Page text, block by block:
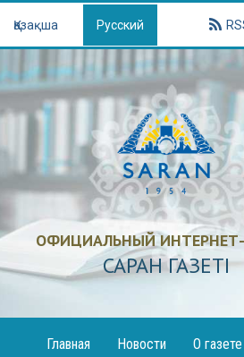
Қазақша Русский
ОФИЦИАЛЬНЫЙ ИНТЕРНЕТ-
САРАН ГАЗЕТI
Главная
Новости
О газете